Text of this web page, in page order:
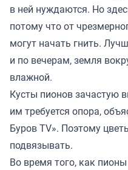
в ней нуждаются. Но
потому что от
могут начать гнить.
и по вечерам, земля
влажной.
Кусты пионов зачастую
им требуется опора,
Буров TV». Поэтому
подвязывать.
Во время того, как